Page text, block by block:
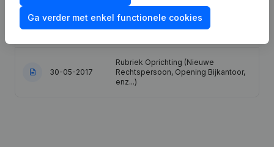
28-08-2018
Maatschappelijke Zetel -
Ontslagnemingen - Benoemingen
30-05-2017
Rubriek Oprichting (Nieuwe
Rechtspersoon, Opening Bijkantoor,
enz...)
Ga verder met enkel functionele cookies